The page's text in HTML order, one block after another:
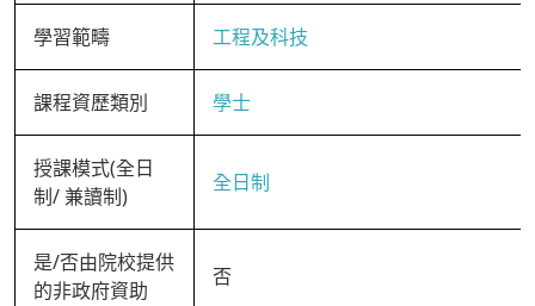
學習範疇 工程及科技
課程資歷類別 學士
授課模式(全日
制/ 兼讀制)
全日制
是/否由院校提供
的非政府資助
否